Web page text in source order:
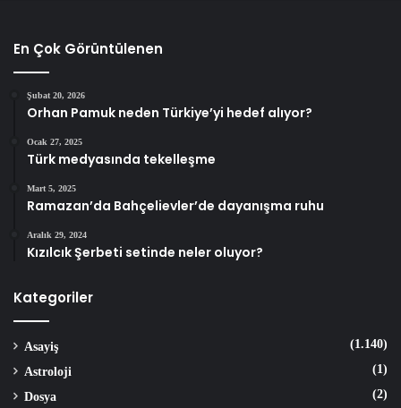
En Çok Görüntülenen
Şubat 20, 2026
Orhan Pamuk neden Türkiye’yi hedef alıyor?
Ocak 27, 2025
Türk medyasında tekelleşme
Mart 5, 2025
Ramazan’da Bahçelievler’de dayanışma ruhu
Aralık 29, 2024
Kızılcık Şerbeti setinde neler oluyor?
Kategoriler
Asayiş (1.140)
Astroloji (1)
Dosya (2)